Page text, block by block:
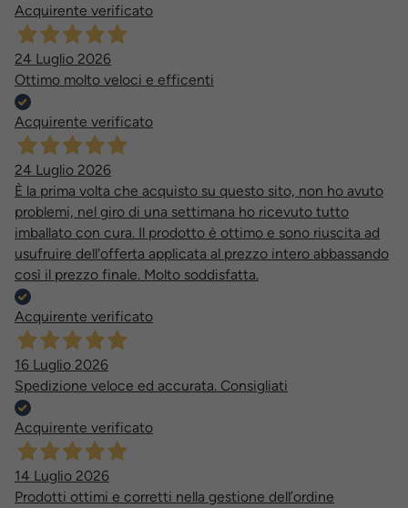
Acquirente verificato
24 Luglio 2026
Ottimo molto veloci e efficenti
Acquirente verificato
24 Luglio 2026
È la prima volta che acquisto su questo sito, non ho avuto
problemi, nel giro di una settimana ho ricevuto tutto
imballato con cura. Il prodotto è ottimo e sono riuscita ad
usufruire dell'offerta applicata al prezzo intero abbassando
così il prezzo finale. Molto soddisfatta.
Acquirente verificato
16 Luglio 2026
Spedizione veloce ed accurata. Consigliati
Acquirente verificato
14 Luglio 2026
Prodotti ottimi e corretti nella gestione dell’ordine